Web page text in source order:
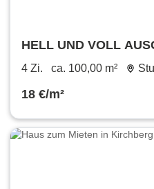
HELL UND VOLL
BALKONEN
4 Zi. ca. 100,00 m²
18 €/m²